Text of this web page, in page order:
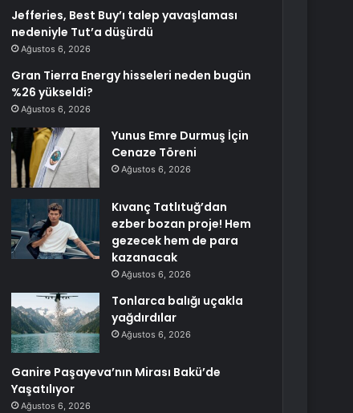
Jefferies, Best Buy’ı talep yavaşlaması
nedeniyle Tut’a düşürdü
Ağustos 6, 2026
Gran Tierra Energy hisseleri neden bugün
%26 yükseldi?
Ağustos 6, 2026
Yunus Emre Durmuş İçin
Cenaze Töreni
Ağustos 6, 2026
Kıvanç Tatlıtuğ’dan
ezber bozan proje! Hem
gezecek hem de para
kazanacak
Ağustos 6, 2026
Tonlarca balığı uçakla
yağdırdılar
Ağustos 6, 2026
Ganire Paşayeva’nın Mirası Bakü’de
Yaşatılıyor
Ağustos 6, 2026